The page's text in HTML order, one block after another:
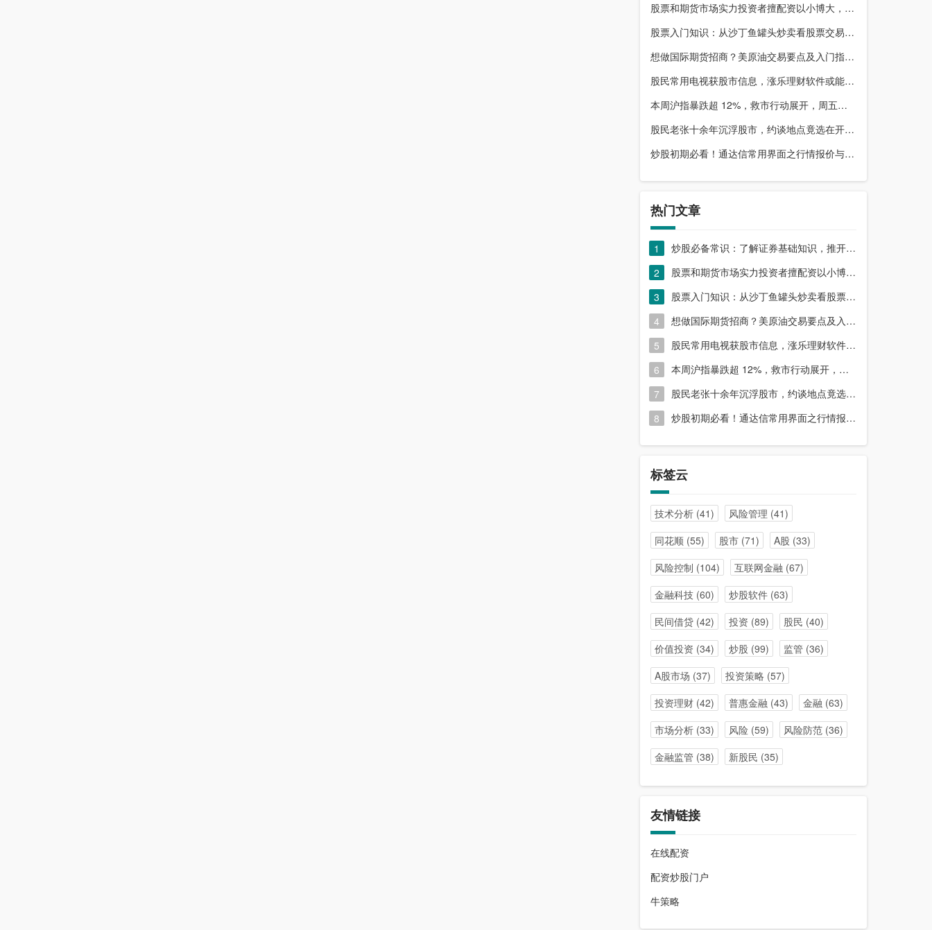
股票和期货市场实力投资者擅配资以小博大，顶配网优势尽显
股票入门知识：从沙丁鱼罐头炒卖看股票交易本质，你了解吗？
想做国际期货招商？美原油交易要点及入门指南请收好
股民常用电视获股市信息，涨乐理财软件或能满足更多需求？
本周沪指暴跌超 12%，救市行动展开，周五市场有何措施？
股民老张十余年沉浮股市，约谈地点竟选在开户超市门口？
炒股初期必看！通达信常用界面之行情报价与分时图介绍
热门文章
1
炒股必备常识：了解证券基础知识，推开股票市场大门
2
股票和期货市场实力投资者擅配资以小博大，顶配网优势尽显
3
股票入门知识：从沙丁鱼罐头炒卖看股票交易本质，你了解吗？
4
想做国际期货招商？美原油交易要点及入门指南请收好
5
股民常用电视获股市信息，涨乐理财软件或能满足更多需求？
6
本周沪指暴跌超 12%，救市行动展开，周五市场有何措施？
7
股民老张十余年沉浮股市，约谈地点竟选在开户超市门口？
8
炒股初期必看！通达信常用界面之行情报价与分时图介绍
标签云
技术分析 (41) 风险管理 (41)
同花顺 (55) 股市 (71) A股 (33)
风险控制 (104) 互联网金融 (67)
金融科技 (60) 炒股软件 (63)
民间借贷 (42) 投资 (89) 股民 (40)
价值投资 (34) 炒股 (99) 监管 (36)
A股市场 (37) 投资策略 (57)
投资理财 (42) 普惠金融 (43) 金融 (63)
市场分析 (33) 风险 (59) 风险防范 (36)
金融监管 (38) 新股民 (35)
友情链接
在线配资
配资炒股门户
牛策略